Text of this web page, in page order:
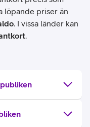
löpande priser än
. I vissa länder kan
.